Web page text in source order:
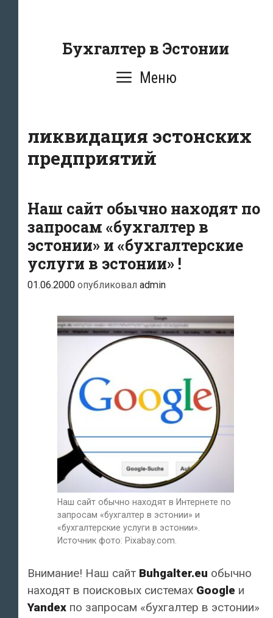
содержаниюБухгалтер в Эстонии
Меню
ликвидация эстонских
предприятий
Наш сайт обычно находят по
запросам «бухгалтер в
эстонии» и «бухгалтерские
услуги в эстонии» !
01.06.2000 опубликовал admin
Наш сайт обычно находят в Интернете по
запросам «бухгалтер в эстонии» и
«бухгалтерские услуги в эстонии».
Источник фото: Pixabay.com.
Внимание! Наш сайт Buhgalter.eu обычно
находят в поисковых системах Google и
Yandex по запросам «бухгалтер в эстонии»